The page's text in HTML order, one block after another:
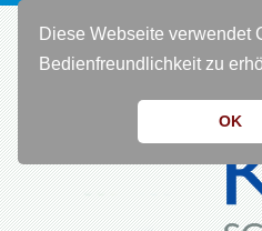
Diese Webseite verwendet
Bedienfreundlichkeit zu
OK